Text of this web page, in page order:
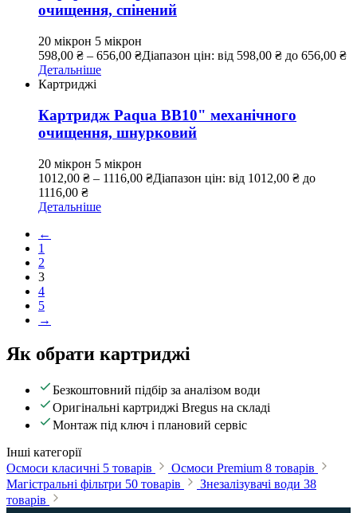
очищення, спінений
20 мікрон 5 мікрон
598,00 ₴ – 656,00 ₴Діапазон цін: від 598,00 ₴ до 656,00 ₴
Детальніше
Картриджі
Картридж Paqua ВВ10" механічного
очищення, шнурковий
20 мікрон 5 мікрон
1012,00 ₴ – 1116,00 ₴Діапазон цін: від 1012,00 ₴ до
1116,00 ₴
Детальніше
←
1
2
3
4
5
→
Як обрати картриджі
Безкоштовний підбір за аналізом води
Оригінальні картриджі Bregus на складі
Монтаж під ключ і плановий сервіс
Інші категорії
Осмоси класичні 5 товарів Осмоси Premium 8 товарів
Магістральні фільтри 50 товарів Знезалізувачі води 38
товарів